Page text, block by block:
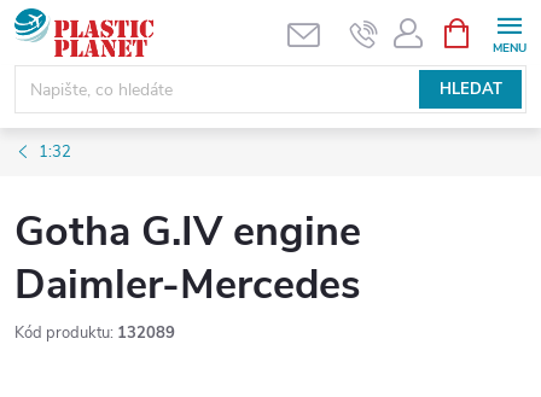
Přejít
na
obsah
HLEDAT
NÁKUPNÍ
KOŠÍK
1:32
Gotha G.IV engine
Daimler-Mercedes
Kód produktu: 132089